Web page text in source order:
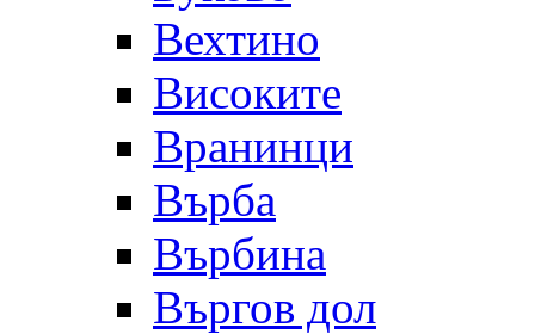
Вехтино
Високите
Вранинци
Върба
Върбина
Въргов дол